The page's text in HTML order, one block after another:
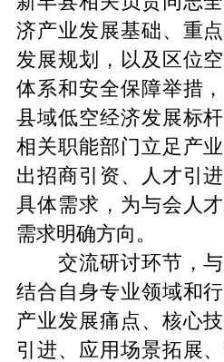
济产业发展基础、重
发展规划，以及区位
体系和安全保障举措
县域低空经济发展标
相关职能部门立足产
出招商引资、人才引
具体需求，为与会人
需求明确方向。
交流研讨环节，
结合自身专业领域和
产业发展痛点、核心
引进、应用场景拓展